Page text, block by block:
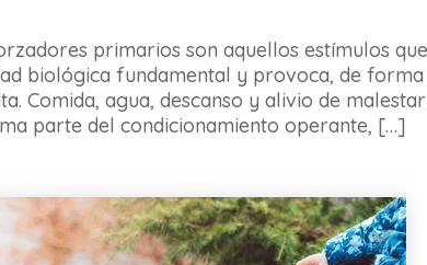
primarios son aquellos estímulos
biológica fundamental y provoca, de
Comida, agua, descanso y alivio de
parte del condicionamiento operante, […]